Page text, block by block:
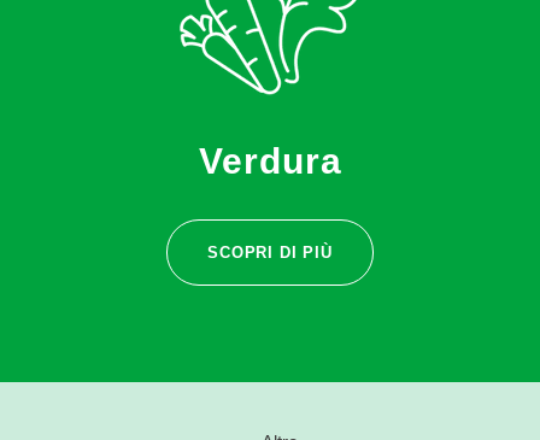
Verdura
SCOPRI DI PIÙ